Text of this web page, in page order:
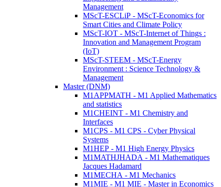
Management
MScT-ESCLiP - MScT-Economics for
Smart Cities and Climate Policy
MScT-IOT - MScT-Internet of Things :
Innovation and Management Program
(IoT)
MScT-STEEM - MScT-Energy
Environment : Science Technology &
Management
Master (DNM)
M1APPMATH - M1 Applied Mathematics
and statistics
M1CHEINT - M1 Chemistry and
Interfaces
M1CPS - M1 CPS - Cyber Physical
Systems
M1HEP - M1 High Energy Physics
M1MATHJHADA - M1 Mathematiques
Jacques Hadamard
M1MECHA - M1 Mechanics
M1MIE - M1 MIE - Master in Economics